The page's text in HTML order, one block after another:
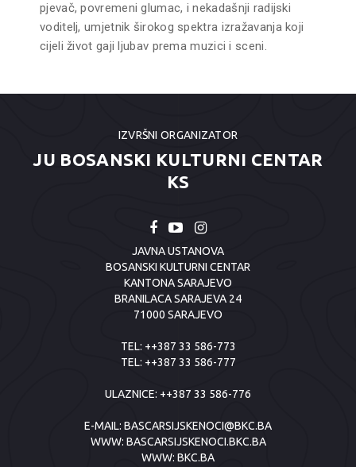
pjevač, povremeni glumac, i nekadašnji radijski
voditelj, umjetnik širokog spektra izražavanja koji
cijeli život gaji ljubav prema muzici i sceni.
IZVRŠNI ORGANIZATOR
JU BOSANSKI KULTURNI CENTAR
KS
JAVNA USTANOVA
BOSANSKI KULTURNI CENTAR
KANTONA SARAJEVO
BRANILACA SARAJEVA 24
71000 SARAJEVO
TEL: ++387 33 586-773
TEL: ++387 33 586-777
ULAZNICE: ++387 33 586-776
E-MAIL: BASCARSIJSKENOCI@BKC.BA
WWW: BASCARSIJSKENOCI.BKC.BA
WWW: BKC.BA